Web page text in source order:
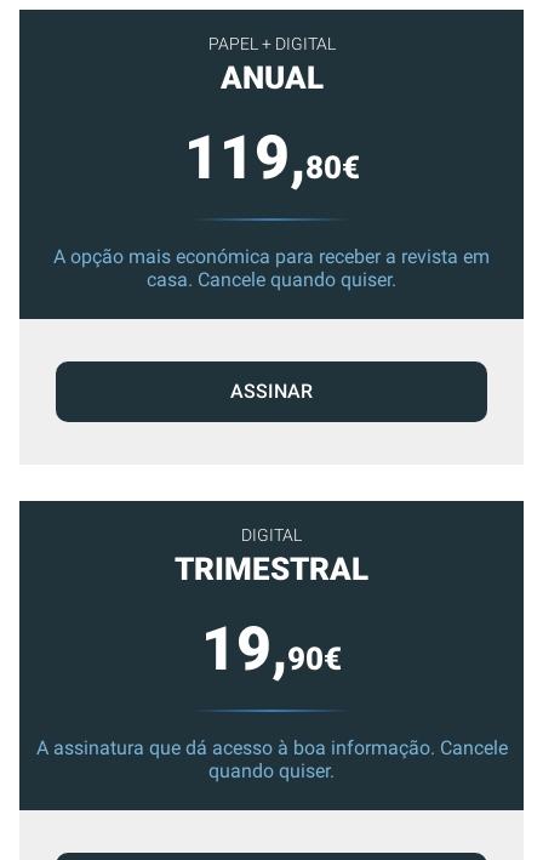
PAPEL + DIGITAL
ANUAL
119,80€
A opção mais económica para receber a revista em
casa. Cancele quando quiser.
ASSINAR
DIGITAL
TRIMESTRAL
19,90€
A assinatura que dá acesso à boa informação. Cancele
quando quiser.